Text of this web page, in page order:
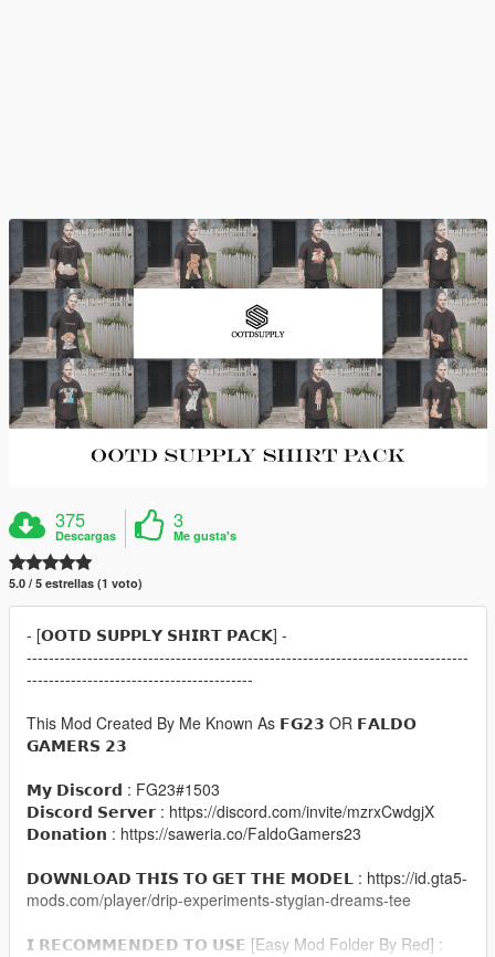
375
Descargas
3
Me gusta's
5.0 / 5 estrellas (1 voto)
- [𝗢𝗢𝗧𝗗 𝗦𝗨𝗣𝗣𝗟𝗬 𝗦𝗛𝗜𝗥𝗧 𝗣𝗔𝗖𝗞] -
--------------------------------------------------------------------------------
-----------------------------------------
This Mod Created By Me Known As 𝗙𝗚𝟮𝟯 OR 𝗙𝗔𝗟𝗗𝗢
𝗚𝗔𝗠𝗘𝗥𝗦 𝟮𝟯
𝗠𝘆 𝗗𝗶𝘀𝗰𝗼𝗿𝗱 : FG23#1503
𝗗𝗶𝘀𝗰𝗼𝗿𝗱 𝗦𝗲𝗿𝘃𝗲𝗿 : https://discord.com/invite/mzrxCwdgjX
𝗗𝗼𝗻𝗮𝘁𝗶𝗼𝗻 : https://saweria.co/FaldoGamers23
𝗗𝗢𝗪𝗡𝗟𝗢𝗔𝗗 𝗧𝗛𝗜𝗦 𝗧𝗢 𝗚𝗘𝗧 𝗧𝗛𝗘 𝗠𝗢𝗗𝗘𝗟 : https://id.gta5-
mods.com/player/drip-experiments-stygian-dreams-tee
𝗜 𝗥𝗘𝗖𝗢𝗠𝗠𝗘𝗡𝗗𝗘𝗗 𝗧𝗢 𝗨𝗦𝗘 [Easy Mod Folder By Red] :